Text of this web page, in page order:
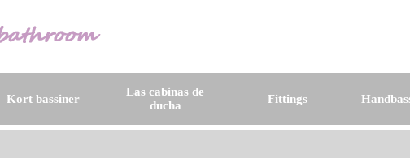
Kort bassiner
Las cabinas de
ducha
Fittings